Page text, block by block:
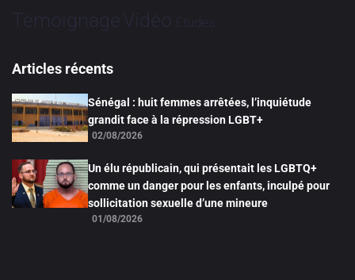
TémoignageVidéo Études
Articles récents
Sénégal : huit femmes arrêtées, l’inquiétude
grandit face à la répression LGBT+
02/08/2026
Un élu républicain, qui présentait les LGBTQ+
comme un danger pour les enfants, inculpé pour
sollicitation sexuelle d’une mineure
01/08/2026